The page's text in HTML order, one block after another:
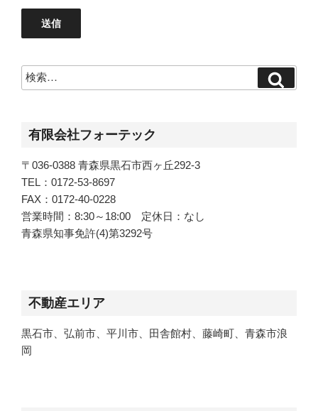
検
索:
索
有限会社フォーテック
〒036-0388 青森県黒石市西ヶ丘292-3
TEL：0172-53-8697
FAX：0172-40-0228
営業時間：8:30～18:00 定休日：なし
青森県知事免許(4)第3292号
不動産エリア
黒石市、弘前市、平川市、田舎館村、藤崎町、青森市浪
岡